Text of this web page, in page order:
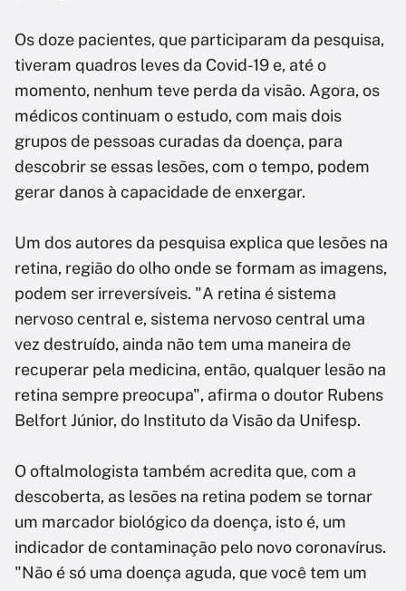
Os doze pacientes, que participaram da pesquisa,
tiveram quadros leves da Covid-19 e, até o
momento, nenhum teve perda da visão. Agora, os
médicos continuam o estudo, com mais dois
grupos de pessoas curadas da doença, para
descobrir se essas lesões, com o tempo, podem
gerar danos à capacidade de enxergar.
Um dos autores da pesquisa explica que lesões na
retina, região do olho onde se formam as imagens,
podem ser irreversíveis. "A retina é sistema
nervoso central e, sistema nervoso central uma
vez destruído, ainda não tem uma maneira de
recuperar pela medicina, então, qualquer lesão na
retina sempre preocupa", afirma o doutor Rubens
Belfort Júnior, do Instituto da Visão da Unifesp.
O oftalmologista também acredita que, com a
descoberta, as lesões na retina podem se tornar
um marcador biológico da doença, isto é, um
indicador de contaminação pelo novo coronavírus.
"Não é só uma doença aguda, que você tem um